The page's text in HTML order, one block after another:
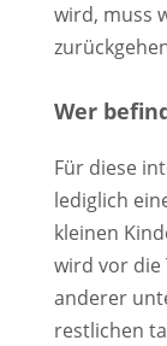
wird, muss
Wer
Für diese
lediglich
kleinen
wird vor die
anderer
restlichen